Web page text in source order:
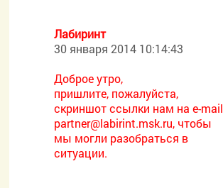
Лабиринт
30 января 2014 10:14:43
Доброе утро,
пришлите, пожалуйста,
скриншот ссылки нам на e-mail
partner@labirint.msk.ru, чтобы
мы могли разобраться в
ситуации.